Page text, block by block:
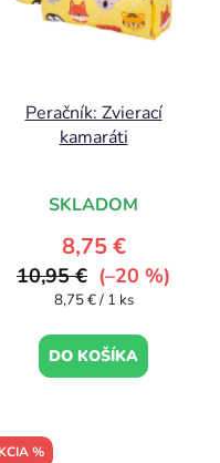
Peračník: Zvierací
kamaráti
SKLADOM
8,75 €
10,95 € (–20 %)
Jednotková
8,75 € / 1 ks
DO KOŠÍKA
%